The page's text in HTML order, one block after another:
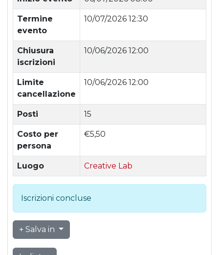
Termine
evento
10/07/2026 12:30
Chiusura
iscrizioni
10/06/2026 12:00
Limite
cancellazione
10/06/2026 12:00
Posti 15
Costo per
persona
€5,50
Luogo Creative Lab
Iscrizioni concluse
Salva in